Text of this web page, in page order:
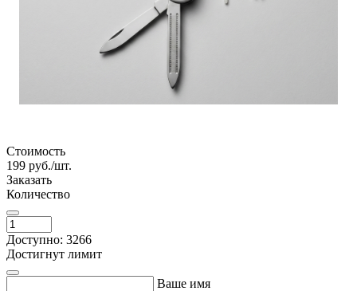
Стоимость
199 руб./шт.
Заказать
Количество
Доступно: 3266
Достигнут лимит
Ваше имя